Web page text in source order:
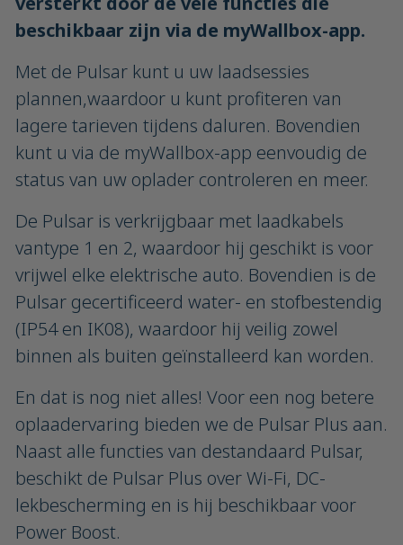
beschikbaar zijn via de myWallbox-app.
Met de Pulsar kunt u uw laadsessies
plannen,waardoor u kunt profiteren van
lagere tarieven tijdens daluren. Bovendien
kunt u via de myWallbox-app eenvoudig de
status van uw oplader controleren en meer.
De Pulsar is verkrijgbaar met laadkabels
vantype 1 en 2, waardoor hij geschikt is voor
vrijwel elke elektrische auto. Bovendien is de
Pulsar gecertificeerd water- en stofbestendig
(IP54 en IK08), waardoor hij veilig zowel
binnen als buiten geïnstalleerd kan worden.
En dat is nog niet alles! Voor een nog betere
oplaadervaring bieden we de Pulsar Plus aan.
Naast alle functies van destandaard Pulsar,
beschikt de Pulsar Plus over Wi-Fi, DC-
lekbescherming en is hij beschikbaar voor
Power Boost.